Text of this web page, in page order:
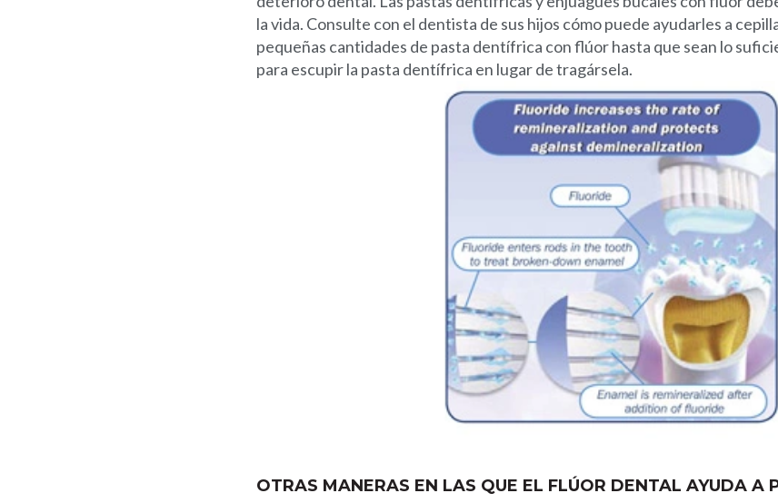
la vida. Consulte con el dentista de sus hijos cómo puede ayudarles a
pequeñas cantidades de pasta dentífrica con flúor hasta que sean lo
para escupir la pasta dentífrica en lugar de tragársela.
OTRAS MANERAS EN LAS QUE EL FLÚOR DENTAL AYUDA A